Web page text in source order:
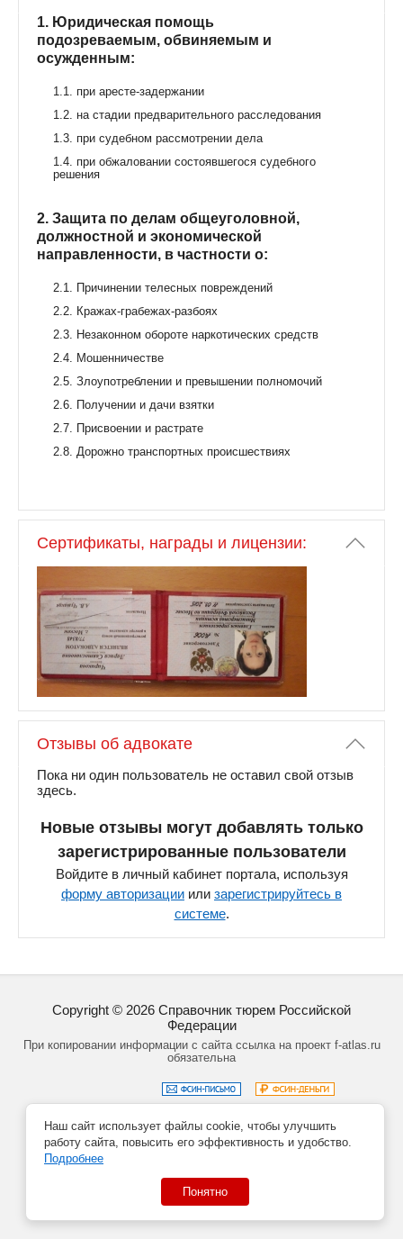
1. Юридическая помощь
подозреваемым, обвиняемым и
осужденным:
1.1. при аресте-задержании
1.2. на стадии предварительного расследования
1.3. при судебном рассмотрении дела
1.4. при обжаловании состоявшегося судебного
решения
2. Защита по делам общеуголовной,
должностной и экономической
направленности, в частности о:
2.1. Причинении телесных повреждений
2.2. Кражах-грабежах-разбоях
2.3. Незаконном обороте наркотических средств
2.4. Мошенничестве
2.5. Злоупотреблении и превышении полномочий
2.6. Получении и дачи взятки
2.7. Присвоении и растрате
2.8. Дорожно транспортных происшествиях
Сертификаты, награды и лицензии:
Отзывы об адвокате
Пока ни один пользователь не оставил свой отзыв
здесь.
Новые отзывы могут добавлять только
зарегистрированные пользователи
Войдите в личный кабинет портала, используя
форму авторизации или зарегистрируйтесь в
системе.
Copyright © 2026 Справочник тюрем Российской
Федерации
При копировании информации с сайта ссылка на проект f-atlas.ru
обязательна
Задать вопрос Политика обработки данных
Данный сайт не является официальным сайтом учреждений
системы ФСИН РФ.
Наш сайт использует файлы cookie, чтобы улучшить
работу сайта, повысить его эффективность и удобство.
Подробнее
Понятно